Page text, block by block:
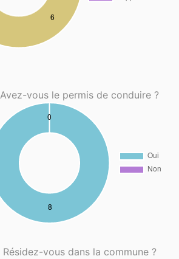
Avez-vous le permis de conduire ?
Résidez-vous dans la commune ?